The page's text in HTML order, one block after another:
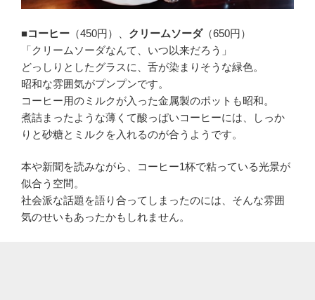
■コーヒー （450円）、 クリームソーダ（650円）
「クリームソーダなんて、いつ以来だろう」
どっしりとしたグラスに、舌が染まりそうな緑色。
昭和な雰囲気がプンプンです。
コーヒー用のミルクが入った金属製のポットも昭和。
煮詰まったような薄くて酸っぱいコーヒーには、しっか
りと砂糖とミルクを入れるのが合うようです。
本や新聞を読みながら、コーヒー1杯で粘っている光景が
似合う空間。
社会派な話題を語り合ってしまったのには、そんな雰囲
気のせいもあったかもしれません。